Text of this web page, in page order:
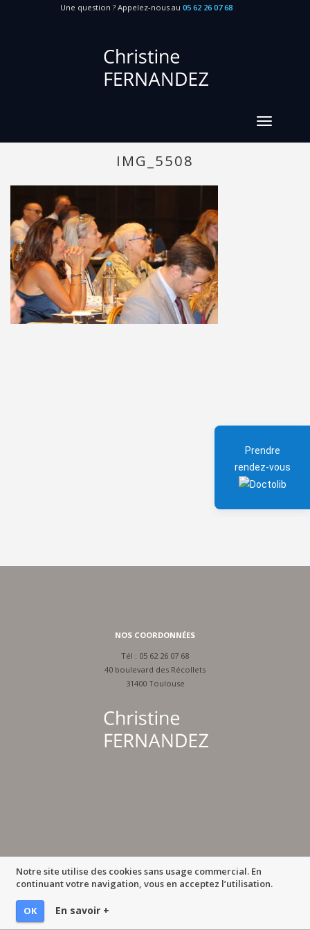
Notre site utilise des cookies sans usage commercial. En
continuant votre navigation, vous en acceptez l’utilisation.
OK En savoir +
Une question ? Appelez-nous au05 62 26 07 68
IMG_5508
NOS COORDONNÉES
Tél : 05 62 26 07 68
40 boulevard des Récollets
31400 Toulouse
Prendre
rendez-vous
MENTIONS LÉGALES